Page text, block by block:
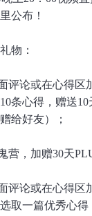
公布！
物：
评论或在心得区
条心得，赠送
给好友）；
营，加赠30天
评论或在心得区
取一篇优秀心